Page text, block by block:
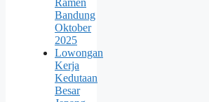
Bandung
Oktober
2025
Lowongan
Kerja
Kedutaan
Besar